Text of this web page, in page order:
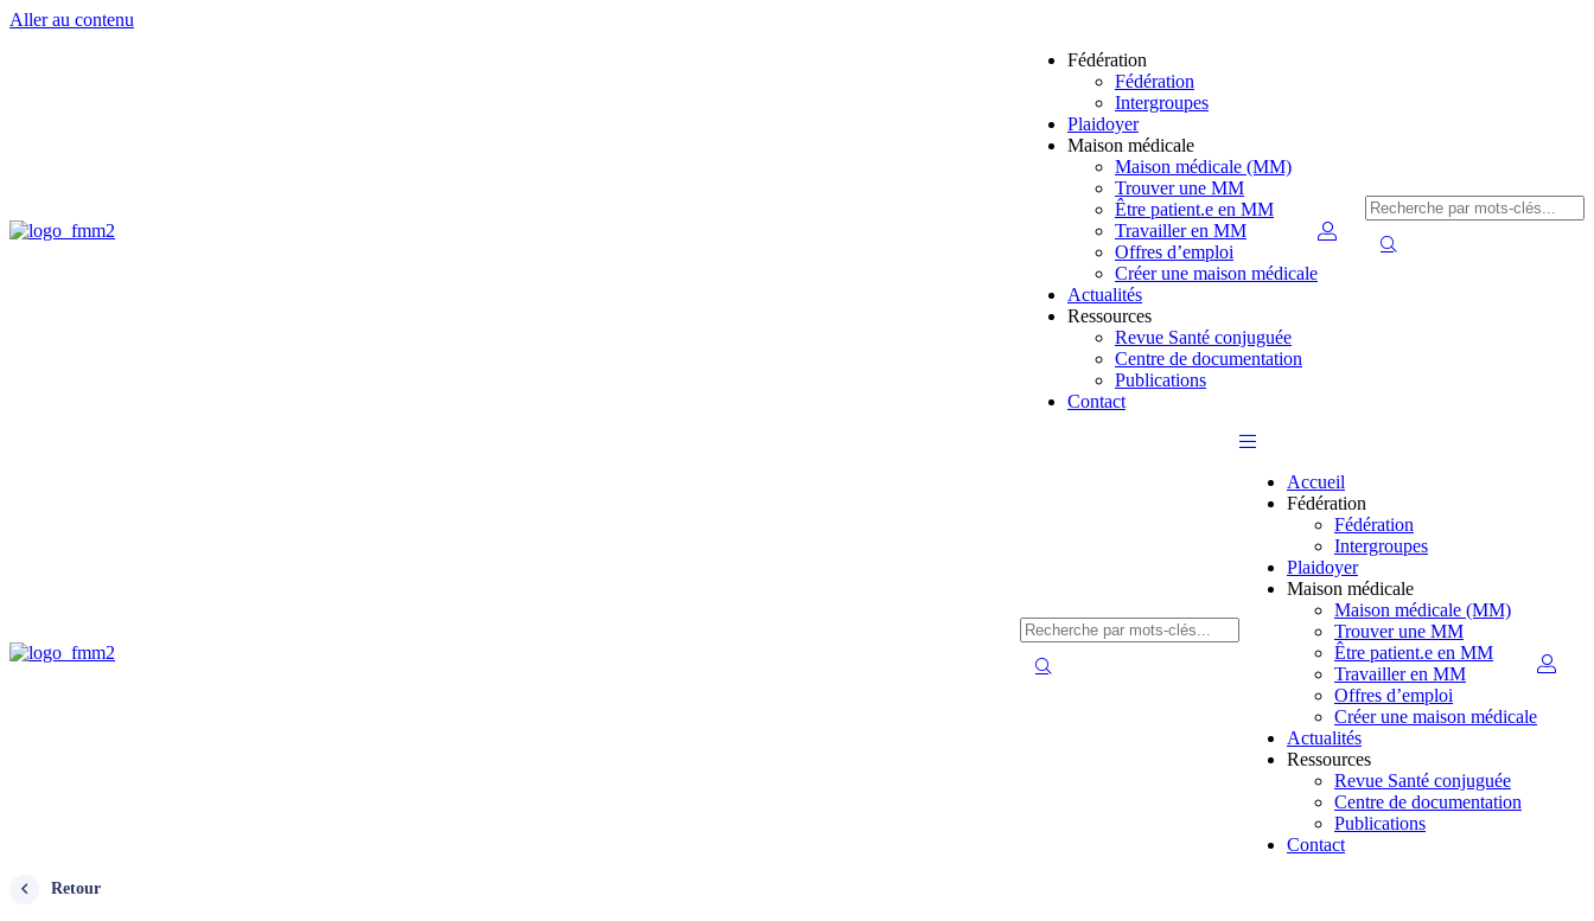
Aller au contenu
Fédération
Fédération
Intergroupes
Plaidoyer
Maison médicale
Maison médicale (MM)
Trouver une MM
Être patient.e en MM
Travailler en MM
Offres d’emploi
Créer une maison médicale
Actualités
Ressources
Revue Santé conjuguée
Centre de documentation
Publications
Contact
Accueil
Fédération
Fédération
Intergroupes
Plaidoyer
Maison médicale
Maison médicale (MM)
Trouver une MM
Être patient.e en MM
Travailler en MM
Offres d’emploi
Créer une maison médicale
Actualités
Ressources
Revue Santé conjuguée
Centre de documentation
Publications
Contact
Retour